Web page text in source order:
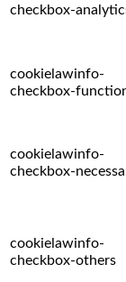
checkbox-
cookielawinfo-
checkbox-
cookielawinfo-
checkbox-
cookielawinfo-
checkbox-others